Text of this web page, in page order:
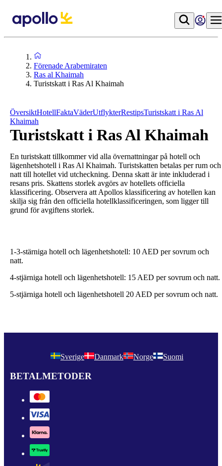
Förenade Arabemiraten
Ras al Khaimah
Turistskatt i Ras Al Khaimah
ÖversiktHotellFaktaVäderUtflykterRestipsTuristskatt i Ras Al
Khaimah
Turistskatt i Ras Al Khaimah
En turistskatt tillkommer vid alla övernattningar på hotell och
lägenhetshotell i Ras Al Khaimah. Turistskatten betalas per rum och
natt till hotellet vid utcheckning. Denna skatt är inte inkluderad i
resans pris. Skattens storlek avgörs av hotellets officiella
klassificering. Observera att Apollos klassificering av hotellen kan
skilja sig från den officiella hotellklassificeringen, som ligger till
grund för avgiftens storlek.
1-3-stärniga hotell och lägenhetshotell: 10 AED per sovrum och
natt.
4-stjärniga hotell och lägenhetshotell: 15 AED per sovrum och natt.
5-stjärniga hotell och lägenhetshotell 20 AED per sovrum och natt.
Sverige Danmark Norge Suomi
BETALMETODER